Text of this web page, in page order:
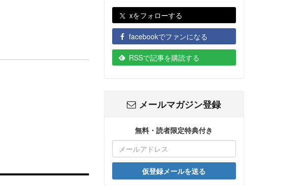
xをフォローする
facebookでファンになる
RSSで記事を購読する
メールマガジン登録
無料・読者限定特典付き
仮登録メールを送る